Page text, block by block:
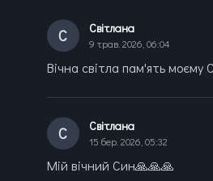
С Світлана
9 трав. 2026, 06:04
Вічна світла пам'ять моєму
С Світлана
15 бер. 2026, 05:32
Мій вічний Син🙏🙏🙏